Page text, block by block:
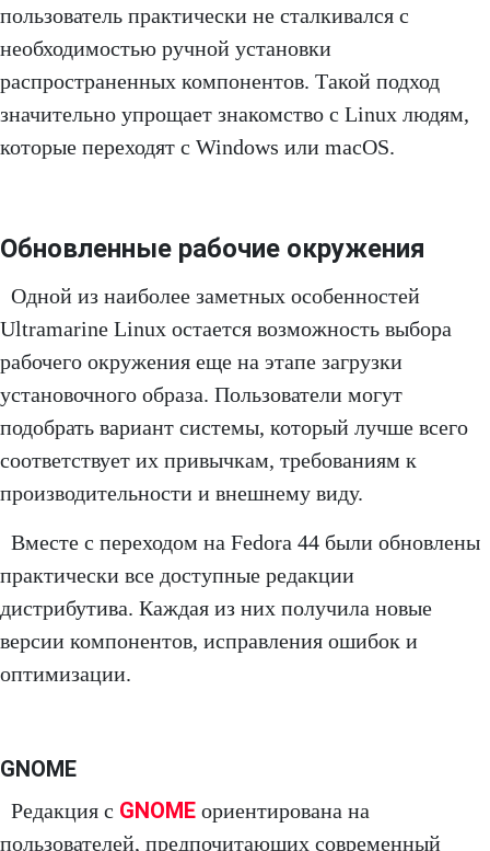
пользователь практически не сталкивался с
необходимостью ручной установки
распространенных компонентов. Такой подход
значительно упрощает знакомство с Linux людям,
которые переходят с Windows или macOS.
Обновленные рабочие окружения
Одной из наиболее заметных особенностей
Ultramarine Linux остается возможность выбора
рабочего окружения еще на этапе загрузки
установочного образа. Пользователи могут
подобрать вариант системы, который лучше всего
соответствует их привычкам, требованиям к
производительности и внешнему виду.
Вместе с переходом на Fedora 44 были обновлены
практически все доступные редакции
дистрибутива. Каждая из них получила новые
версии компонентов, исправления ошибок и
оптимизации.
GNOME
Редакция с GNOME ориентирована на
пользователей, предпочитающих современный